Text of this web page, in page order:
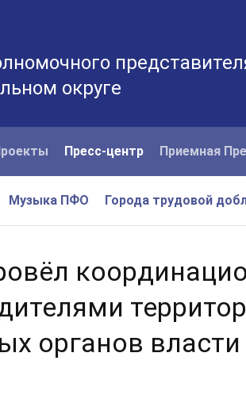
округе
Пресс-центр Приемная
Музыка ПФО Города трудовой
органов власти